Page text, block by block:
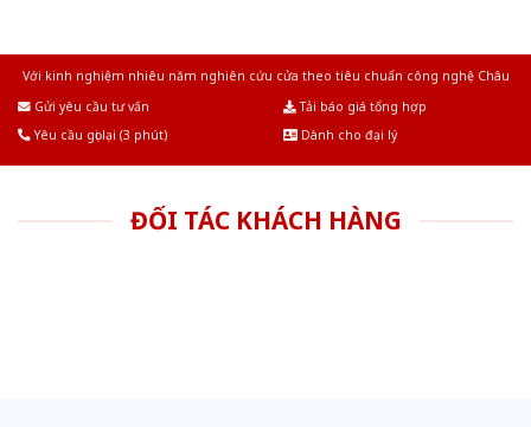
Với kinh nghiệm nhiêu năm nghiên cứu cửa theo tiêu chuẩn công nghệ Châu
Gửi yêu cầu tư vấn
Tải báo giá tổng hợp
Yêu cầu gọi lại (3 phút)
Dành cho đại lý
ĐỐI TÁC KHÁCH HÀNG